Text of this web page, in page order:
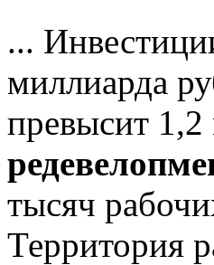
...
миллиарда
превысит 1,2
тысяч
Территория